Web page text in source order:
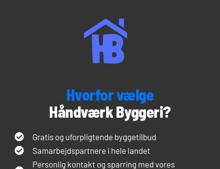
Hvorfor vælge
Håndværk Byggeri?
Gratis og uforpligtende byggetilbud
Samarbejdspartnere i hele landet
Personlig kontakt og sparring med vores